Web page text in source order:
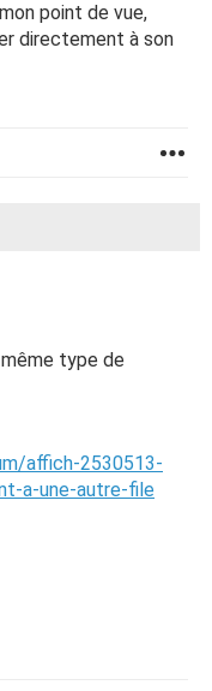
point de vue,
directement à son
type de
affich-2530513-
a-une-autre-file